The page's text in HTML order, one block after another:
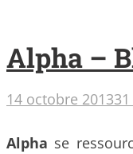
Alpha –
14 octobre 2013
Alpha se